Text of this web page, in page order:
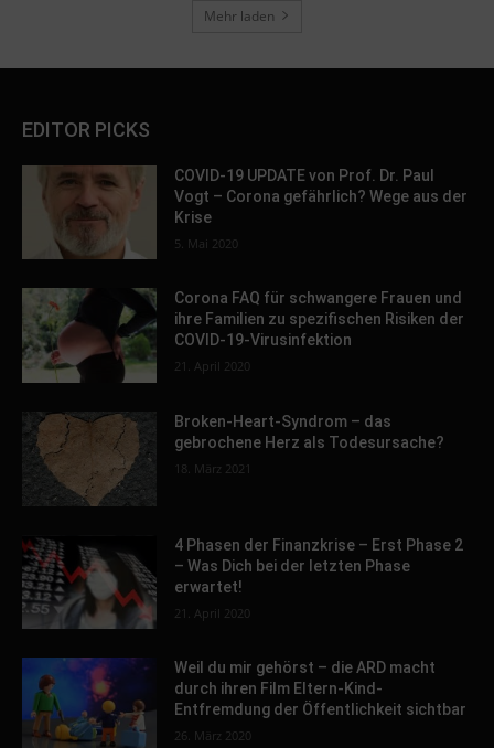
Mehr laden
EDITOR PICKS
COVID-19 UPDATE von Prof. Dr. Paul
Vogt – Corona gefährlich? Wege aus der
Krise
5. Mai 2020
Corona FAQ für schwangere Frauen und
ihre Familien zu spezifischen Risiken der
COVID-19-Virusinfektion
21. April 2020
Broken-Heart-Syndrom – das
gebrochene Herz als Todesursache?
18. März 2021
4 Phasen der Finanzkrise – Erst Phase 2
– Was Dich bei der letzten Phase
erwartet!
21. April 2020
Weil du mir gehörst – die ARD macht
durch ihren Film Eltern-Kind-
Entfremdung der Öffentlichkeit sichtbar
26. März 2020